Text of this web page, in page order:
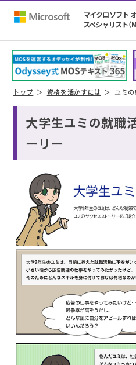
マイクロソフト
スペシャリスト（
トップ 資格を活かすには ユミ
大学生ユミの就職
ーリー